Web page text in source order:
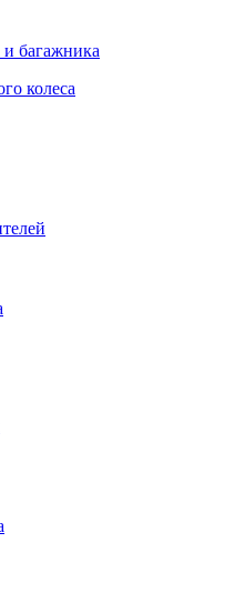
багажника
колеса